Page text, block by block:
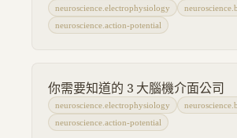
neuroscience.electrophysiology
neuroscience.action-potential
你需要知道的 3 大腦機介面公司
neuroscience.electrophysiology
neuroscience.action-potential